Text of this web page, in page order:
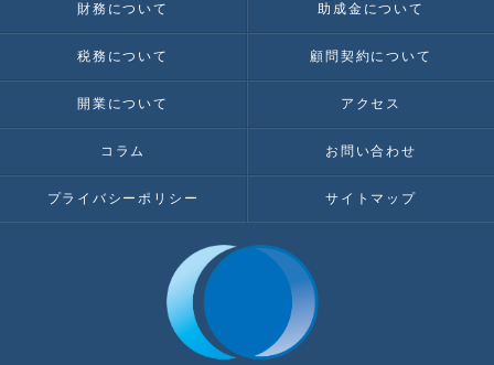
財務について 助成金について
税務について 顧問契約について
開業について アクセス
コラム お問い合わせ
プライバシーポリシー サイトマップ